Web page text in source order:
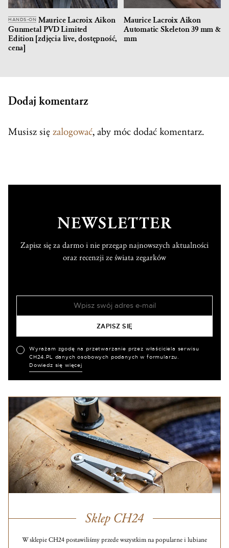
HANDS-ON Maurice Lacroix Aikon
Gunmetal PVD Limited
Edition [zdjęcia live, dostępność,
cena]
Maurice Lacroix Aikon
Automatic Skeleton 39 mm &
mm
Dodaj komentarz
Musisz się zalogować, aby móc dodać komentarz.
NEWSLETTER
Zapisz się za darmo i nie przegap najnowszych aktualności
oraz recenzji ze świata zegarków
Wyrażam zgodę na przetwarzanie przez właściciela serwisu
CH24.PL danych osobowych podanych w formularzu.
Dowiedz się więcej
Sklep CH24
W sklepie CH24 postawiliśmy przede wszystkim na popularne i lubiane